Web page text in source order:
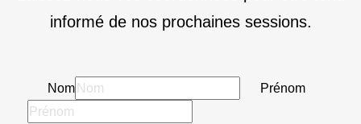
informé de nos prochaines sessions.
Nom Prénom